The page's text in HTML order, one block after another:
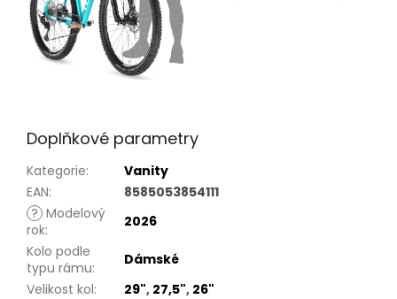
Doplňkové parametry
Kategorie:
Vanity
EAN:
8585053854111
? Modelový
rok:
2026
Kolo podle
typu rámu:
Dámské
Velikost kol: 29", 27,5", 26"